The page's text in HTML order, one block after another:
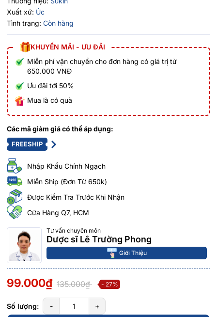
Xuất xứ: Úc
Tình trạng: Còn hàng
KHUYẾN MÃI - ƯU ĐÃI
Miễn phí vận chuyển cho đơn hàng có giá trị từ
650.000 VNĐ
Ưu đãi tới 50%
Mua là có quà
Các mã giảm giá có thể áp dụng:
FREESHIP
Nhập Khẩu Chính Ngạch
Miễn Ship (Đơn Từ 650k)
Được Kiểm Tra Trước Khi Nhận
Cửa Hàng Q7, HCM
Tư vấn chuyên môn
Dược sĩ Lê Trường Phong
Giới Thiệu
99.000₫ 135.000₫ - 27%
Số lượng: - +